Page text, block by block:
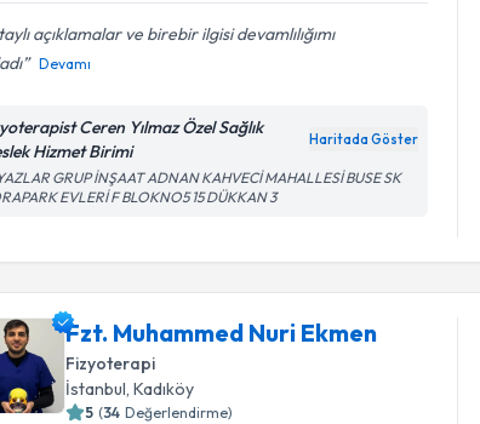
açıklamalar ve birebir ilgisi devamlılığımı
Devamı
Ceren Yılmaz Özel Sağlık
Hizmet Birimi
Haritada Göster
GRUP İNŞAAT ADNAN KAHVECİ MAHALLESİ BUSE SK
EVLERİ F BLOKNO5 15 DÜKKAN 3
Fzt. Muhammed Nuri Ekmen
Fizyoterapi
İstanbul, Kadıköy
5 (34 Değerlendirme)